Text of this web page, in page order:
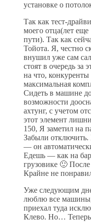
установке о
Так как тест-
моего отца(лет
пути). Так как
Тойота. Я, честно
внушил уже сам
стоят в очередь
на что,
максимальная
Сидеть в машине
возможности
ахтунг, с учетом
этот элемент
150, Я заметил на
Забыли
— он
Едешь — как на
грузовике 🙂
Крайне не
Уже следующим
люблю все
приехал туда
Клево. Но… Теперь